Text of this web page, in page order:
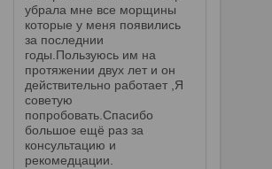
убрала мне все морщины
которые у меня появились
за последнии
годы.Пользуюсь им на
протяжении двух лет и он
действительно работает ,Я
советую
попробовать.Спасибо
большое ещё раз за
консультацию и
рекомедцации.